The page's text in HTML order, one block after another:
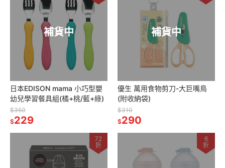
補貨中
日本EDISON mama 小巧型嬰
幼兒學習餐具組(橘+桃/藍+綠)
$350
$229
補貨中
優生 萬用食物剪刀-大巨嘴鳥
(附收納袋)
$310
$290
72
折
6
折